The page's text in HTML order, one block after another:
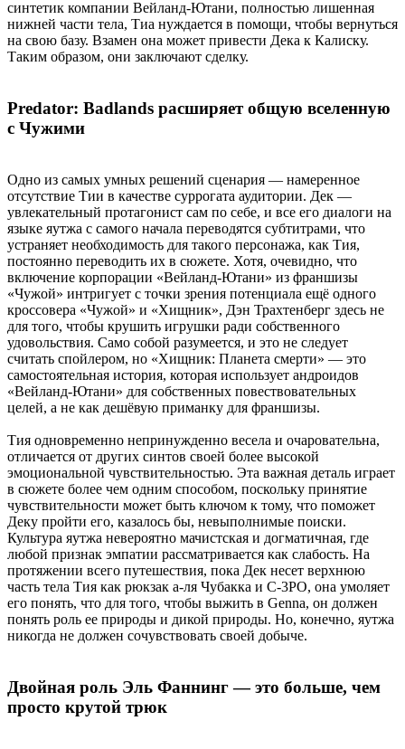
синтетик компании Вейланд-Ютани, полностью лишенная
нижней части тела, Тиа нуждается в помощи, чтобы вернуться
на свою базу. Взамен она может привести Дека к Калиску.
Таким образом, они заключают сделку.
Predator: Badlands расширяет общую вселенную
с Чужими
Одно из самых умных решений сценария — намеренное
отсутствие Тии в качестве суррогата аудитории. Дек —
увлекательный протагонист сам по себе, и все его диалоги на
языке яутжа с самого начала переводятся субтитрами, что
устраняет необходимость для такого персонажа, как Тия,
постоянно переводить их в сюжете. Хотя, очевидно, что
включение корпорации «Вейланд-Ютани» из франшизы
«Чужой» интригует с точки зрения потенциала ещё одного
кроссовера «Чужой» и «Хищник», Дэн Трахтенберг здесь не
для того, чтобы крушить игрушки ради собственного
удовольствия. Само собой разумеется, и это не следует
считать спойлером, но «Хищник: Планета смерти» — это
самостоятельная история, которая использует андроидов
«Вейланд-Ютани» для собственных повествовательных
целей, а не как дешёвую приманку для франшизы.
Тия одновременно непринужденно весела и очаровательна,
отличается от других синтов своей более высокой
эмоциональной чувствительностью. Эта важная деталь играет
в сюжете более чем одним способом, поскольку принятие
чувствительности может быть ключом к тому, что поможет
Деку пройти его, казалось бы, невыполнимые поиски.
Культура яутжа невероятно мачистская и догматичная, где
любой признак эмпатии рассматривается как слабость. На
протяжении всего путешествия, пока Дек несет верхнюю
часть тела Тия как рюкзак а-ля Чубакка и C-3PO, она умоляет
его понять, что для того, чтобы выжить в Genna, он должен
понять роль ее природы и дикой природы. Но, конечно, яутжа
никогда не должен сочувствовать своей добыче.
Двойная роль Эль Фаннинг — это больше, чем
просто крутой трюк